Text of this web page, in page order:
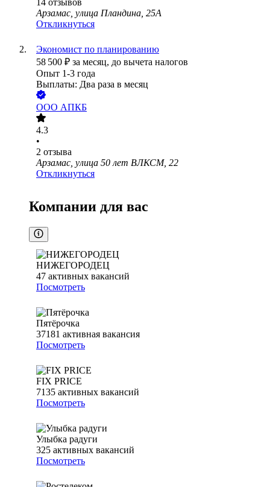
14 отзывов
Арзамас, улица Пландина, 25А
Откликнуться
Экономист по планированию
58 500 ₽ за месяц, до вычета налогов
Опыт 1-3 года
Выплаты: Два раза в месяц
ООО АПКБ
4.3
•
2 отзыва
Арзамас, улица 50 лет ВЛКСМ, 22
Откликнуться
Компании для вас
НИЖЕГОРОДЕЦ
47 активных вакансий
Посмотреть
Пятёрочка
37181 активная вакансия
Посмотреть
FIX PRICE
7135 активных вакансий
Посмотреть
Улыбка радуги
325 активных вакансий
Посмотреть